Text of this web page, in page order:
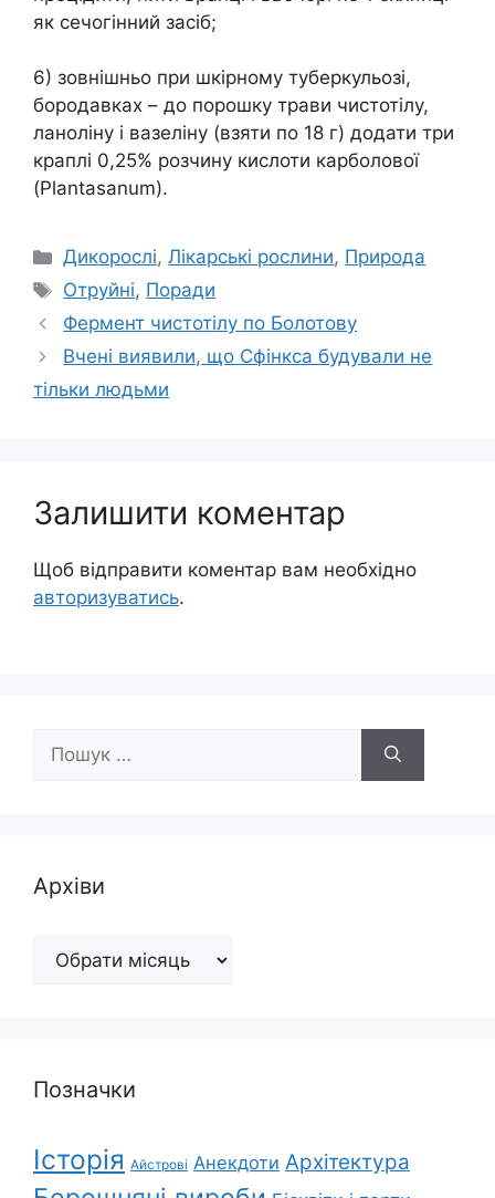
як сечогінний засіб;
6) зовнішньо при шкірному туберкульозі,
бородавках – до порошку трави чистотілу,
ланоліну і вазеліну (взяти по 18 г) додати три
краплі 0,25% розчину кислоти карболової
(Plantasanum).
Категорії
Дикорослі,Лікарські рослини, Природа
Позначки
Отруйні, Поради
Фермент чистотілу по Болотову
Вчені виявили, що Сфінкса будували не
тільки людьми
Залишити коментар
Щоб відправити коментар вам необхідно
авторизуватись.
Архіви
Архіви
Позначки
Історія Айстрові Анекдоти Архітектура